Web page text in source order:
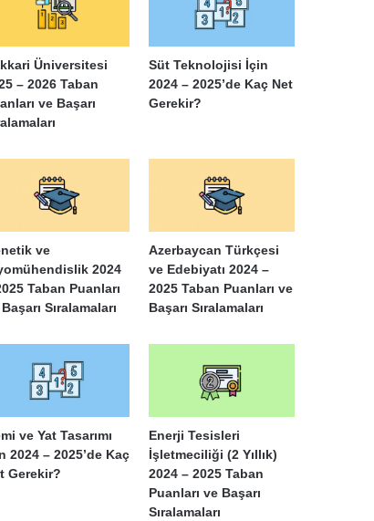
Üniversitesi
– 2026 Taban
ve Başarı
Süt Teknolojisi İçin
2024 – 2025’de Kaç Net
Gerekir?
ve
2024
Taban Puanları
Sıralamaları
Azerbaycan Türkçesi
ve Edebiyatı 2024 –
2025 Taban Puanları ve
Başarı Sıralamaları
ve Yat Tasarımı
2024 – 2025’de Kaç
Gerekir?
Enerji Tesisleri
İşletmeciliği (2 Yıllık)
2024 – 2025 Taban
Puanları ve Başarı
Sıralamaları